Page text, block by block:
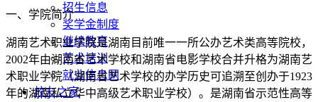
招生信息
奖学金制度
继续教育
艺术培训
就业信息网
校友之家
一、学院简介
湖南艺术职业学院是湖南目前唯一一所公办艺术类高等院校，
2002年由湖南省艺术学校和湖南省电影学校合并升格为湖南艺
术职业学院（湖南省艺术学校的办学历史可追溯至创办于1923
年的湖南私立华中高级艺术职业学校）。是湖南省示范性高等